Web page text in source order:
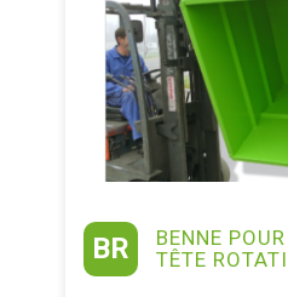
BR
BENNE
TÊTE